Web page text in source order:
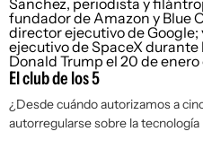
El club de los 5
¿Desde cuándo autorizamos a
autorregularse sobre la